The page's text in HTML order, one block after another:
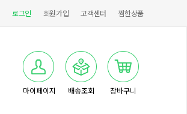
로그인 회원가입 고객센터 찜한상품
마이페이지 배송조회 장바구니